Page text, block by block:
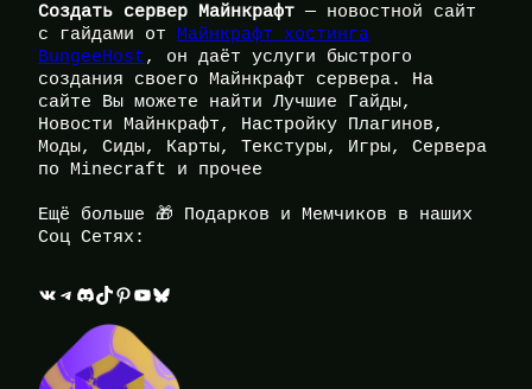
Создать сервер Майнкрафт — новостной сайт
с гайдами от
Майнкрафт хостинга
BungeeHost, он даёт услуги быстрого
создания своего Майнкрафт сервера. На
сайте Вы можете найти Лучшие Гайды,
Новости Майнкрафт, Настройку Плагинов,
Моды, Сиды, Карты, Текстуры, Игры, Сервера
по Minecraft и прочее
Ещё больше 🎁 Подарков и Мемчиков в наших
Соц Сетях:
ВКонтакте Telegram Discord TikTok Pinterest YouTube Bluesky